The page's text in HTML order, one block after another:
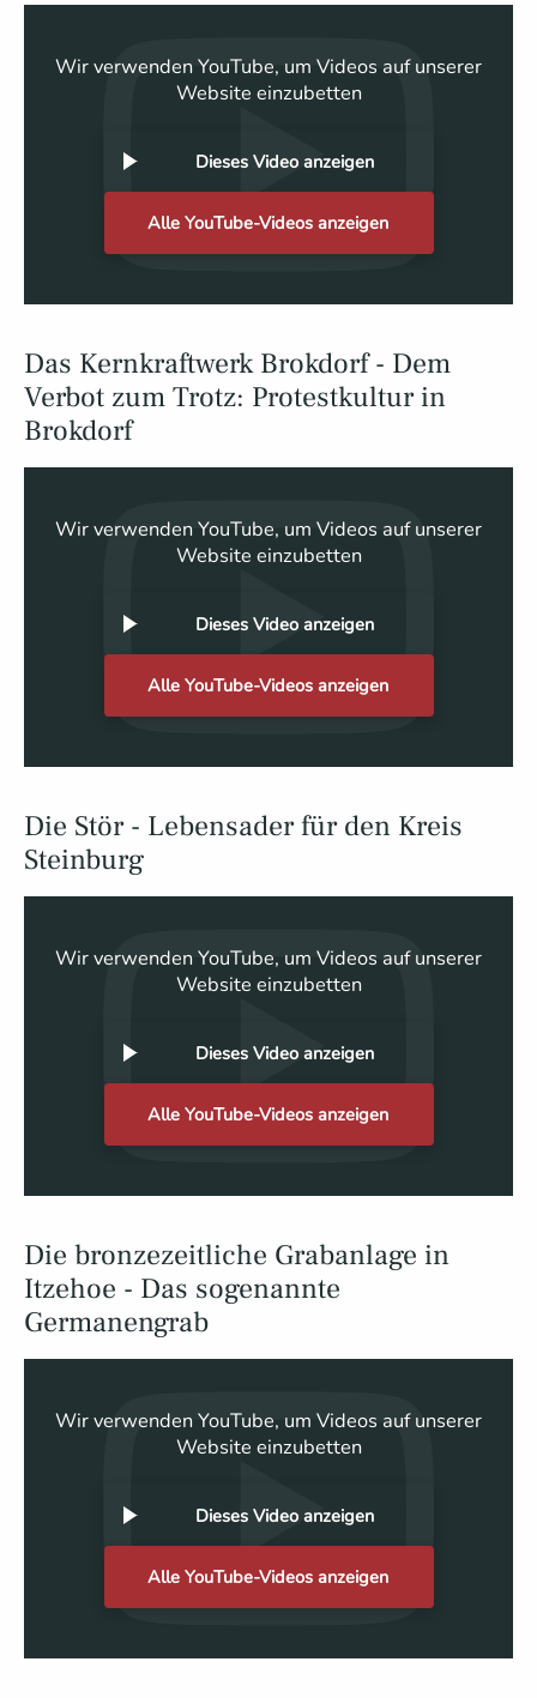
Wir verwenden YouTube, um Videos auf unserer
Website einzubetten
Dieses Video anzeigen
Alle YouTube-Videos anzeigen
Das Kernkraftwerk Brokdorf - Dem
Verbot zum Trotz: Protestkultur in
Brokdorf
Wir verwenden YouTube, um Videos auf unserer
Website einzubetten
Dieses Video anzeigen
Alle YouTube-Videos anzeigen
Die Stör - Lebensader für den Kreis
Steinburg
Wir verwenden YouTube, um Videos auf unserer
Website einzubetten
Dieses Video anzeigen
Alle YouTube-Videos anzeigen
Die bronzezeitliche Grabanlage in
Itzehoe - Das sogenannte
Germanengrab
Wir verwenden YouTube, um Videos auf unserer
Website einzubetten
Dieses Video anzeigen
Alle YouTube-Videos anzeigen